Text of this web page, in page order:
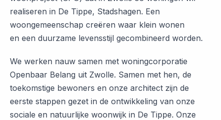
realiseren in De Tippe, Stadshagen. Een
woongemeenschap creëren waar klein wonen
en een duurzame levensstijl gecombineerd worden.
We werken nauw samen met woningcorporatie
Openbaar Belang uit Zwolle. Samen met hen, de
toekomstige bewoners en onze architect zijn de
eerste stappen gezet in de ontwikkeling van onze
sociale en natuurlijke woonwijk in De Tippe. Onze